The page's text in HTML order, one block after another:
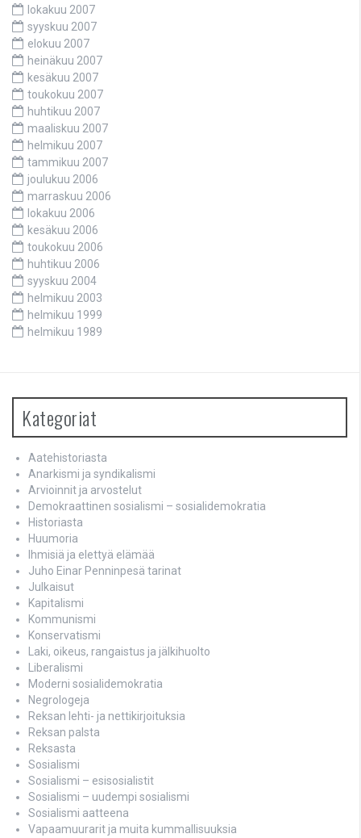
lokakuu 2007
syyskuu 2007
elokuu 2007
heinäkuu 2007
kesäkuu 2007
toukokuu 2007
huhtikuu 2007
maaliskuu 2007
helmikuu 2007
tammikuu 2007
joulukuu 2006
marraskuu 2006
lokakuu 2006
kesäkuu 2006
toukokuu 2006
huhtikuu 2006
syyskuu 2004
helmikuu 2003
helmikuu 1999
helmikuu 1989
Kategoriat
Aatehistoriasta
Anarkismi ja syndikalismi
Arvioinnit ja arvostelut
Demokraattinen sosialismi – sosialidemokratia
Historiasta
Huumoria
Ihmisiä ja elettyä elämää
Juho Einar Penninpesä tarinat
Julkaisut
Kapitalismi
Kommunismi
Konservatismi
Laki, oikeus, rangaistus ja jälkihuolto
Liberalismi
Moderni sosialidemokratia
Negrologeja
Reksan lehti- ja nettikirjoituksia
Reksan palsta
Reksasta
Sosialismi
Sosialismi – esisosialistit
Sosialismi – uudempi sosialismi
Sosialismi aatteena
Vapaamuurarit ja muita kummallisuuksia